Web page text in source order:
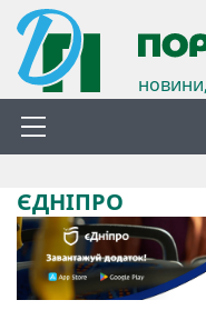
ЄДНІПРО